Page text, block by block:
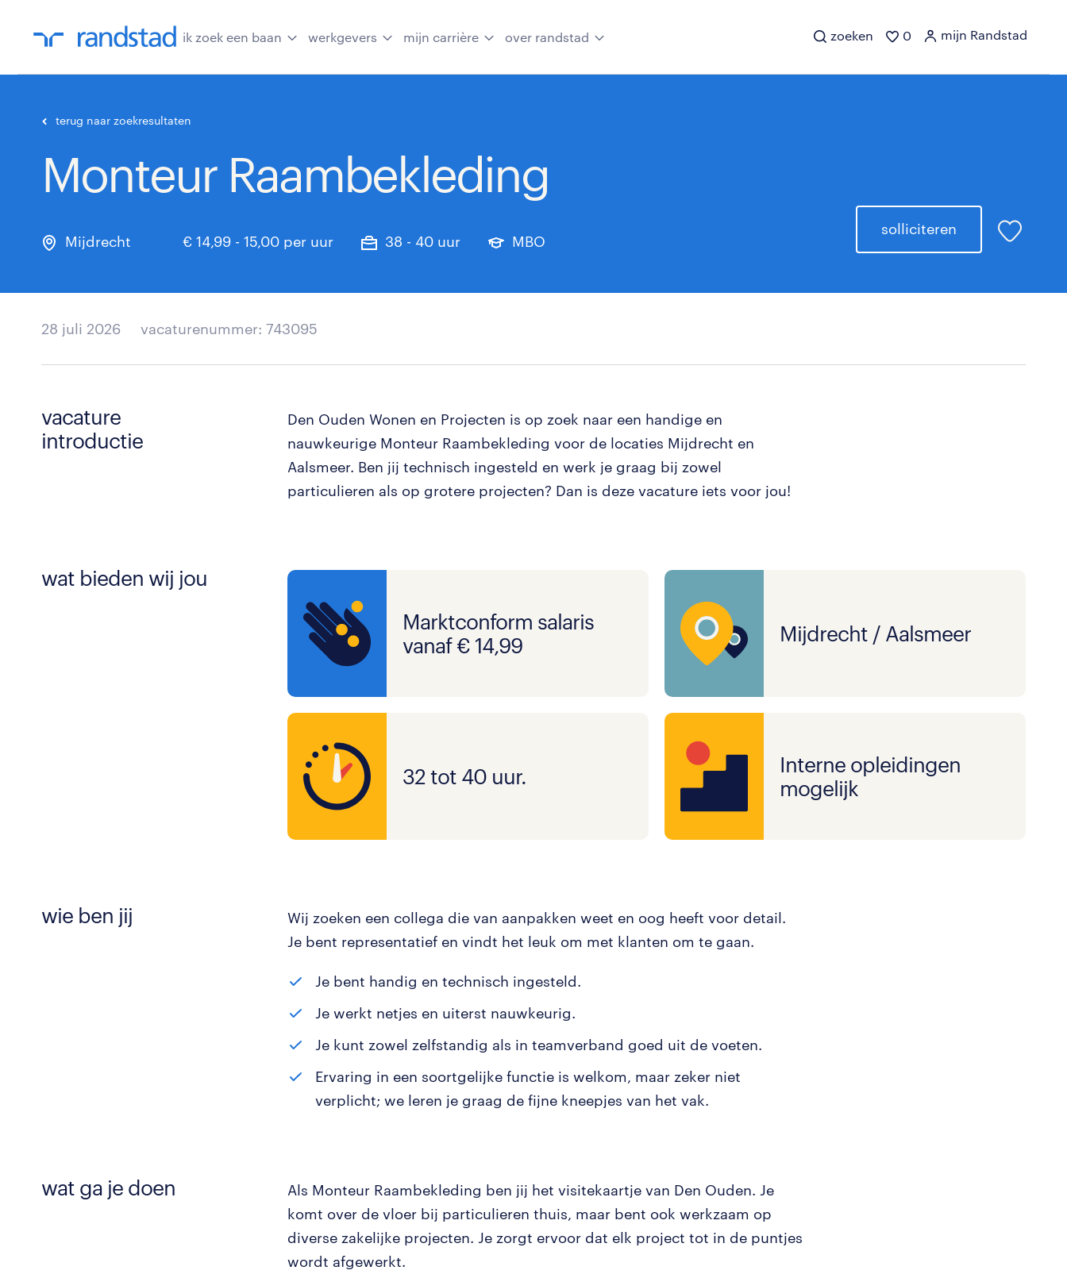
ik zoek een baan werkgevers mijn carrière over randstad zoeken 0 mijn Randstad
terug naar zoekresultaten
Monteur Raambekleding
Mijdrecht € 14,99 - 15,00 per uur 38 - 40 uur MBO
solliciteren
28 juli 2026 vacaturenummer: 743095
vacature
introductie
Den Ouden Wonen en Projecten is op zoek naar een handige en
nauwkeurige Monteur Raambekleding voor de locaties Mijdrecht en
Aalsmeer. Ben jij technisch ingesteld en werk je graag bij zowel
particulieren als op grotere projecten? Dan is deze vacature iets voor jou!
wat bieden wij jou
Marktconform salaris
vanaf € 14,99
Mijdrecht / Aalsmeer
32 tot 40 uur.
Interne opleidingen
mogelijk
wie ben jij
Wij zoeken een collega die van aanpakken weet en oog heeft voor detail.
Je bent representatief en vindt het leuk om met klanten om te gaan.
Je bent handig en technisch ingesteld.
Je werkt netjes en uiterst nauwkeurig.
Je kunt zowel zelfstandig als in teamverband goed uit de voeten.
Ervaring in een soortgelijke functie is welkom, maar zeker niet
verplicht; we leren je graag de fijne kneepjes van het vak.
wat ga je doen
Als Monteur Raambekleding ben jij het visitekaartje van Den Ouden. Je
komt over de vloer bij particulieren thuis, maar bent ook werkzaam op
diverse zakelijke projecten. Je zorgt ervoor dat elk project tot in de puntjes
wordt afgewerkt.